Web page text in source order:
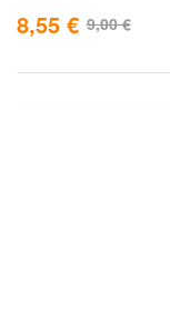
9,00€
8,55 €